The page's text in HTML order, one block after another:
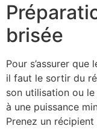
brisée
Pour s’assurer
il faut le sortir du
son utilisation ou
à une puissance
Prenez un